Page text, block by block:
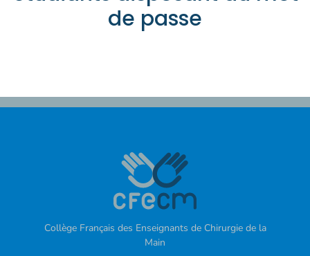
de passe
Collège Français des Enseignants de Chirurgie de la
Main